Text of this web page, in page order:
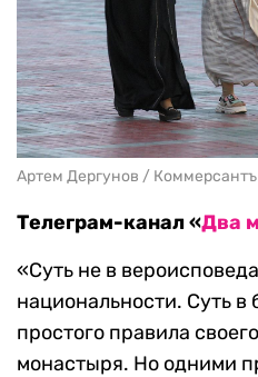
Артем Дергунов / Коммерсантъ
Телеграм-канал «Два
«Суть не в
национальности. Суть
простого правила
монастыря. Но одними